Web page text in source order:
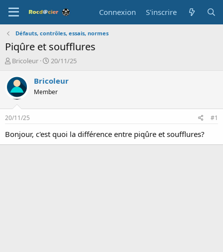
Connexion S'inscrire
Défauts, contrôles, essais, normes
Piqûre et soufflures
A
t
e
u
d
e
l
Bricoleur
D
t
d
b
20/11/25
Bricoleur
Member
20/11/25 #1
Bonjour, c'est quoi la différence entre piqûre et soufflures?